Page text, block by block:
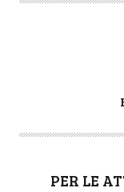
T
PER LE